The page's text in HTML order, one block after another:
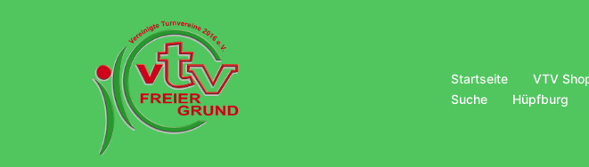
Startseite VTV
Suche
Hüpfburg